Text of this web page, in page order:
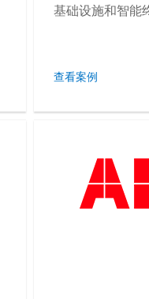
基础设施和智能
查看案例